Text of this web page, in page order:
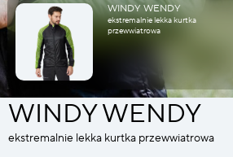
WINDY WENDY
ekstremalnie lekka kurtka
przewwiatrowa
WINDY WENDY
ekstremalnie lekka kurtka przewwiatrowa